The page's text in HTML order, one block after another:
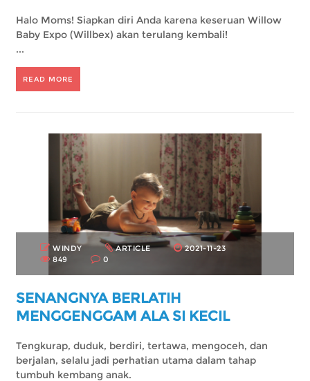
Halo Moms! Siapkan diri Anda karena keseruan Willow
Baby Expo (Willbex) akan terulang kembali!
...
READ MORE
WINDY ARTICLE
2021-11-23
849
0
SENANGNYA BERLATIH
MENGGENGGAM ALA SI KECIL
Tengkurap, duduk, berdiri, tertawa, mengoceh, dan
berjalan, selalu jadi perhatian utama dalam tahap
tumbuh kembang anak.